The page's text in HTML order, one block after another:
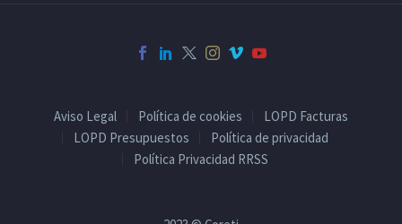
Aviso Legal Política de cookies
LOPD Facturas
LOPD Presupuestos
Política de privacidad
Política Privacidad RRSS